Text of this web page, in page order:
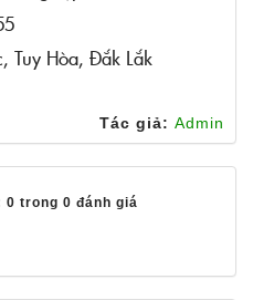
Tuy Hòa, Đắk Lắk
Tác giả: Admin
trong 0 đánh giá